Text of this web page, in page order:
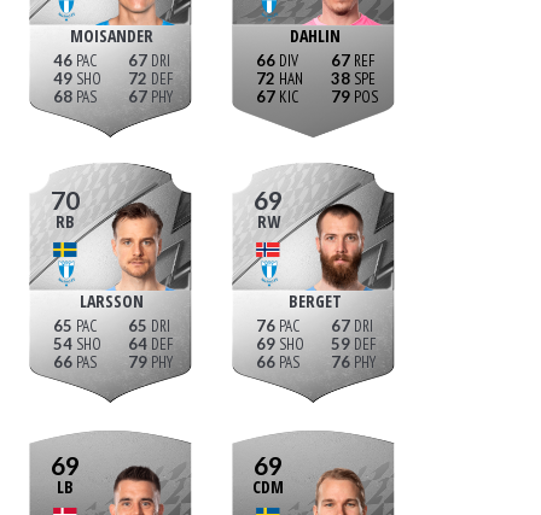
MOISANDER
46
49
68
67
72
67
DAHLIN
66
72
67
67
38
79
70
RB
LARSSON
65
54
66
65
64
79
69
RW
BERGET
76
69
66
67
59
76
69
LB
69
CDM